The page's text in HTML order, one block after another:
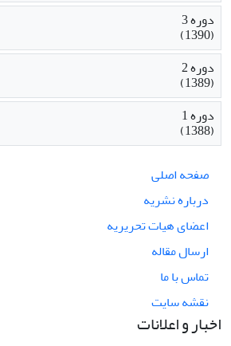
دوره 3
(1390)
دوره 2
(1389)
دوره 1
(1388)
صفحه اصلی
درباره نشریه
اعضای هیات تحریریه
ارسال مقاله
تماس با ما
نقشه سایت
اخبار و اعلانات